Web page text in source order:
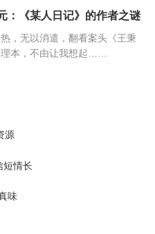
：《某人日记》的作者之谜
，无以消遣，翻看案头《王秉
本，不由让我想起……
源
短情长
味